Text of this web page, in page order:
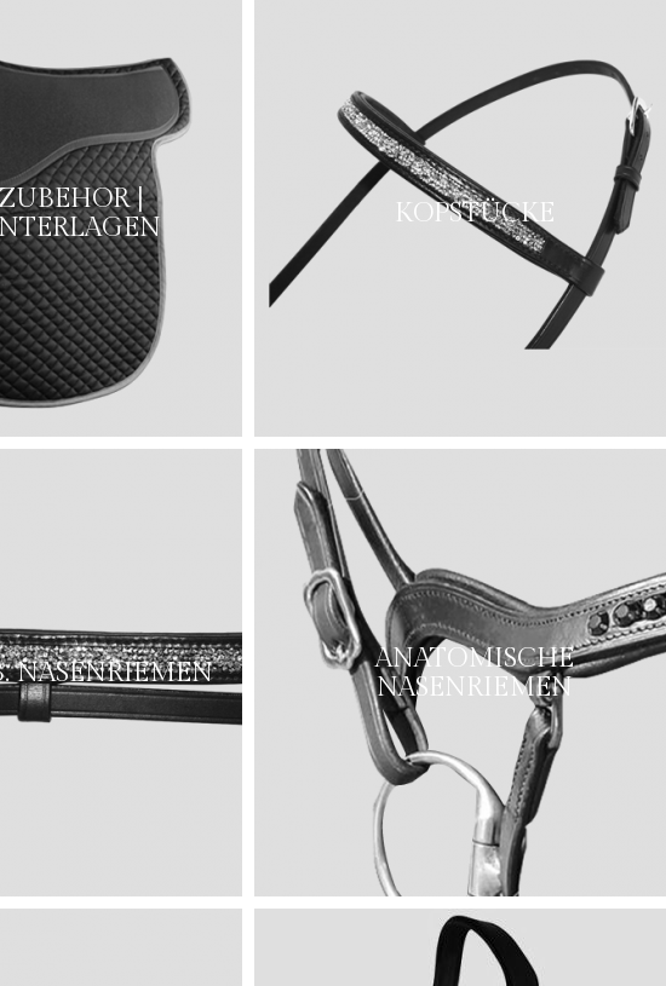
|
KOPSTÜCKE
NASENRIEMEN
ANATOMISCHE
NASENRIEMEN